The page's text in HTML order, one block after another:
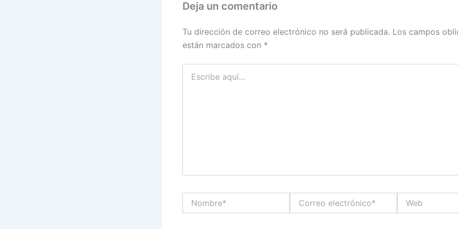
Deja un comentario
Tu dirección de correo electrónico no será publicada. Los campos
están marcados con *
aquí...
electrónico*